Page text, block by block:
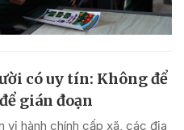
có uy tín: Không để
gián đoạn
vị hành chính cấp xã, các địa